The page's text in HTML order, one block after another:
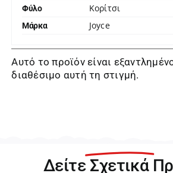
Φύλο Κορίτσι
Μάρκα Joyce
Αυτό το προϊόν είναι
διαθέσιμο αυτή τη στιγμή.
Δείτε Σχετικά